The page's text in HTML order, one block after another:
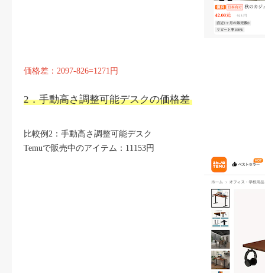
価格差：2097-826=1271円
2．手動高さ調整可能デスクの価格差
比較例2：手動高さ調整可能デスク
Temuで販売中のアイテム：11153円